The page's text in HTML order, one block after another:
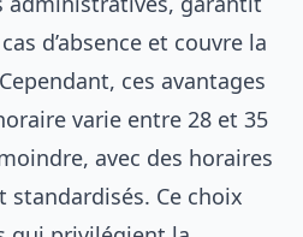
d’absence et couvre la
ces avantages
varie entre 28 et 35
avec des horaires
standardisés. Ce choix